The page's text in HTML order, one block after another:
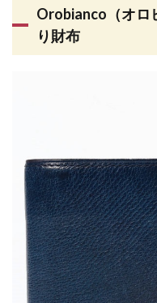
Orobianco（オロ
り財布